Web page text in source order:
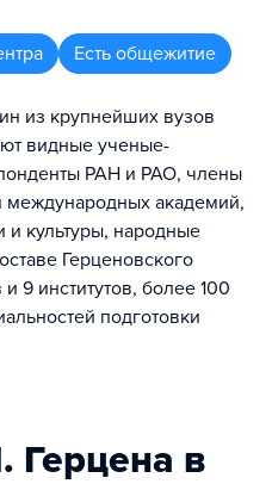
Есть общежитие
из крупнейших вузов
видные ученые-
РАН и РАО, члены
академий,
и культуры, народные
Герценовского
и 9 институтов, более 100
подготовки